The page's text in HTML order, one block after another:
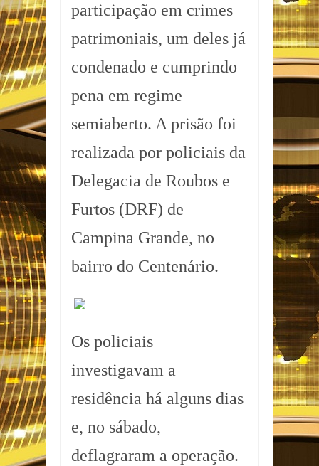
participação em crimes
patrimoniais, um deles já
condenado e cumprindo
pena em regime
semiaberto. A prisão foi
realizada por policiais da
Delegacia de Roubos e
Furtos (DRF) de
Campina Grande, no
bairro do Centenário.
Os policiais
investigavam a
residência há alguns dias
e, no sábado,
deflagraram a operação.